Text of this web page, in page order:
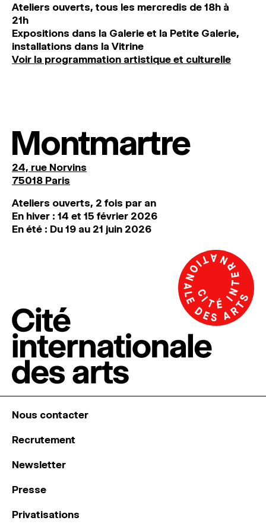
Ateliers ouverts, tous les mercredis de 18h à
21h
Expositions dans la Galerie et la Petite Galerie,
installations dans la Vitrine
Voir la programmation artistique et culturelle
Montmartre
24, rue Norvins
75018 Paris
Ateliers ouverts, 2 fois par an
En hiver : 14 et 15 février 2026
En été : Du 19 au 21 juin 2026
Nous contacter
Recrutement
Newsletter
Presse
Privatisations